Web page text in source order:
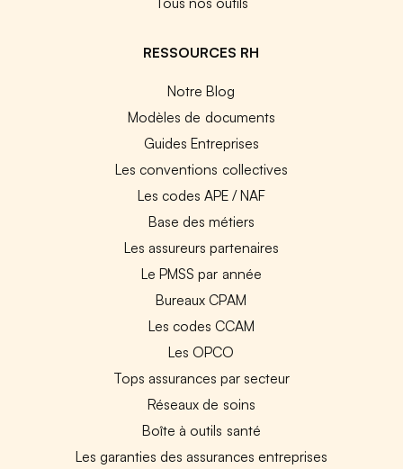
RESSOURCES RH
Notre Blog
Modèles de documents
Guides Entreprises
Les conventions collectives
Les codes APE / NAF
Base des métiers
Les assureurs partenaires
Le PMSS par année
Bureaux CPAM
Les codes CCAM
Les OPCO
Tops assurances par secteur
Réseaux de soins
Boîte à outils santé
Les garanties des assurances entreprises